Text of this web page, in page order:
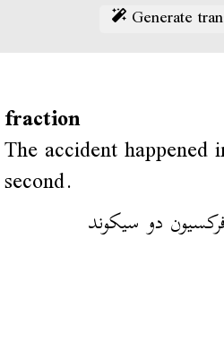
Generate
fraction
The accident
second.
دو سيكوند